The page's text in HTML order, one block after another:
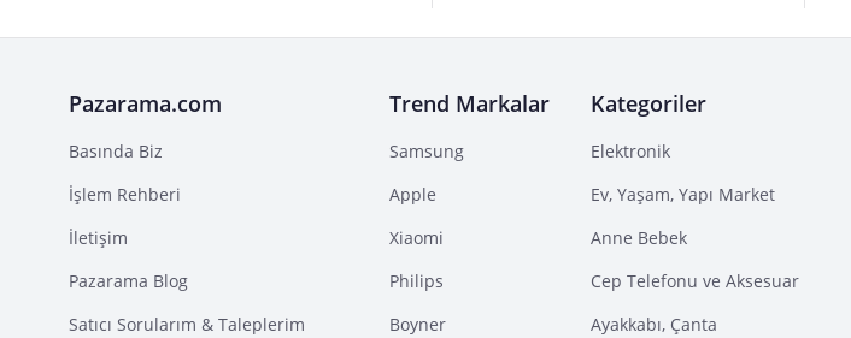
Pazarama.com
Basında Biz
İşlem Rehberi
İletişim
Pazarama Blog
Satıcı Sorularım & Taleplerim
Trend Markalar
Samsung
Apple
Xiaomi
Philips
Boyner
Kategoriler
Elektronik
Ev, Yaşam, Yapı Market
Anne Bebek
Cep Telefonu ve Aksesuar
Ayakkabı, Çanta